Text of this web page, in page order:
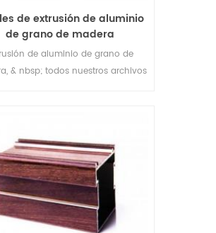
de extrusión de aluminio
de grano de madera
personalizados
de aluminio de grano de
& nbsp; todos nuestros archivos